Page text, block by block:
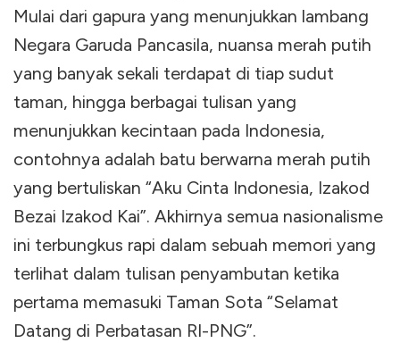
Mulai dari gapura yang menunjukkan lambang
Negara Garuda Pancasila, nuansa merah putih
yang banyak sekali terdapat di tiap sudut
taman, hingga berbagai tulisan yang
menunjukkan kecintaan pada Indonesia,
contohnya adalah batu berwarna merah putih
yang bertuliskan “Aku Cinta Indonesia, Izakod
Bezai Izakod Kai”. Akhirnya semua nasionalisme
ini terbungkus rapi dalam sebuah memori yang
terlihat dalam tulisan penyambutan ketika
pertama memasuki Taman Sota “Selamat
Datang di Perbatasan RI-PNG”.